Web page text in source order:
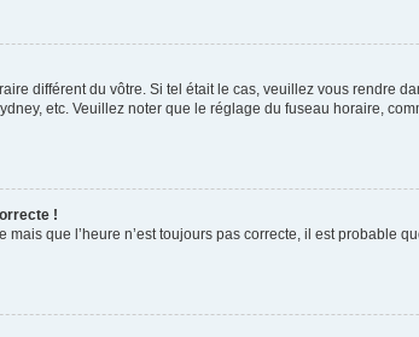
différent du vôtre. Si tel était le cas, veuillez vous rendre
etc. Veuillez noter que le réglage du fuseau horaire,
!
que l’heure n’est toujours pas correcte, il est probable